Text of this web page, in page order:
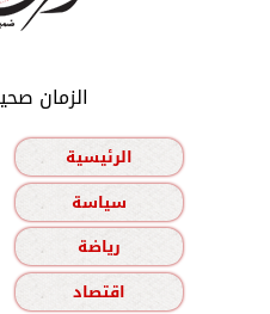
الزمان
الرئيسية
سياسة
رياضة
اقتصاد